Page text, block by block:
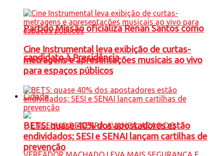
Partido Missão oficializa Renan Santos como
candidato à Presidência
Cidade
Cine Instrumental leva exibição de curtas-
metragens e apresentações musicais ao vivo
para espaços públicos
BETS: quase 40% dos apostadores estão
endividados; SESI e SENAI lançam cartilhas de
prevenção